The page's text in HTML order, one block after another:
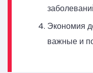
Экономия
важные и